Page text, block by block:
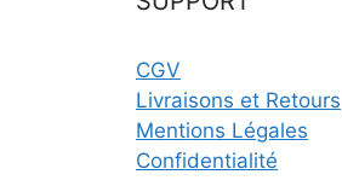
CGV
Livraisons et Retours
Mentions Légales
Confidentialité